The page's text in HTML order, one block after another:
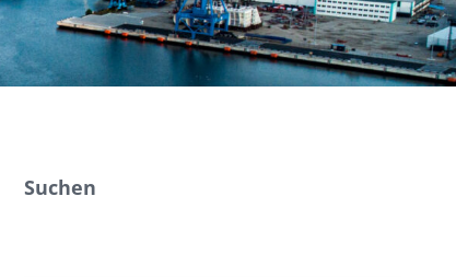
Suchen